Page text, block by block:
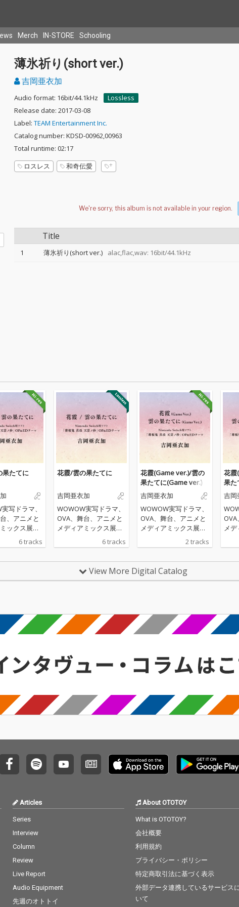
Merch IN-STORE Schooling
薄氷祈り(short ver.)
吉岡亜衣加
Audio format: 16bit/44.1kHz
Lossless
Release date: 2017-03-08
Label: TEAM Entertainment Inc.
Catalog number: KDSD-00962,00963
Total runtime: 02:17
ロスレス
和奇伝愛
Title
1 薄氷祈り(short ver.) alac,flac,wav: 16bit/44.1kHz
果たてに
写ドラマ、
、アニメと
ックス展開
す、「薄桜
ズのゲーム
テーマを収
シングルが
売日に同時リ
6 tracks
花霞/雲の果たてに
吉岡亜衣加
WOWOW実写ドラマ、
OVA、舞台、アニメと
メディアミックス展開
で人気を博す、「薄桜
鬼」シリーズのゲーム
6日に発売。原作ゲー
ムの１作目から主題歌
ンディングテーマを収
録した配信シングルが
ゲーム発売日に同時リ
6 tracks
花霞(Game ver.)/雲の
果たてに(Game ver.)
吉岡亜衣加
WOWOW実写ドラマ、
OVA、舞台、アニメと
メディアミックス展開
で人気を博す、「薄桜
鬼」シリーズのゲーム
6日に発売。原作ゲー
ムの１作目から主題歌
ンディングテーマを収
録した配信シングルが
ゲーム発売日に同時リ
2 tracks
花霞
果た
吉岡
OVA
メ
で
鬼」
ンデ
録し
ゲー
View More Digital Catalog
Articles
Series
Interview
Column
Review
Live Report
Audio Equipment
先週のオトトイ
About OTOTOY
What is OTOTOY?
会社概要
利用規約
プライバシー・ポリシー
特定商取引法に基づく表示
外部データ連携しているサービス
いて